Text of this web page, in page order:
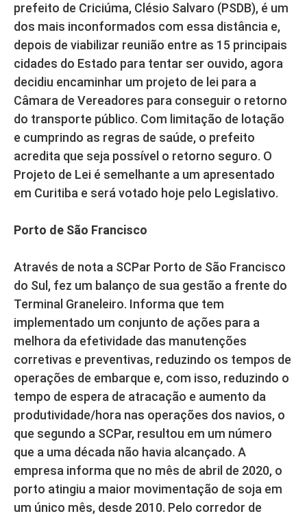
prefeito de Criciúma, Clésio Salvaro (PSDB), é um
dos mais inconformados com essa distância e,
depois de viabilizar reunião entre as 15 principais
cidades do Estado para tentar ser ouvido, agora
decidiu encaminhar um projeto de lei para a
Câmara de Vereadores para conseguir o retorno
do transporte público. Com limitação de lotação
e cumprindo as regras de saúde, o prefeito
acredita que seja possível o retorno seguro. O
Projeto de Lei é semelhante a um apresentado
em Curitiba e será votado hoje pelo Legislativo.
Porto de São Francisco
Através de nota a SCPar Porto de São Francisco
do Sul, fez um balanço de sua gestão a frente do
Terminal Graneleiro. Informa que tem
implementado um conjunto de ações para a
melhora da efetividade das manutenções
corretivas e preventivas, reduzindo os tempos de
operações de embarque e, com isso, reduzindo o
tempo de espera de atracação e aumento da
produtividade/hora nas operações dos navios, o
que segundo a SCPar, resultou em um número
que a uma década não havia alcançado. A
empresa informa que no mês de abril de 2020, o
porto atingiu a maior movimentação de soja em
um único mês, desde 2010. Pelo corredor de